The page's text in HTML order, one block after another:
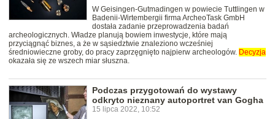
W Geisingen-Gutmadingen w powiecie Tuttlingen w
Badenii-Wirtembergii firma ArcheoTask GmbH
dostała zadanie przeprowadzenia badań
archeologicznych. Władze planują bowiem inwestycje, które mają
przyciągnąć biznes, a że w sąsiedztwie znaleziono wcześniej
średniowieczne groby, do pracy zaprzęgnięto najpierw archeologów. Decyzja
okazała się ze wszech miar słuszna.
Podczas przygotowań do wystawy
odkryto nieznany autoportret van Gogha
15 lipca 2022, 10:52